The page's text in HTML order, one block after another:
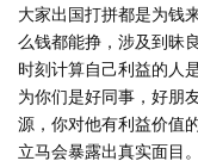
大家出国打拼都是为钱
么钱都能挣，涉及到昧
时刻计算自己利益的人
为你们是好同事，好朋
源，你对他有利益价值
立马会暴露出真实面目。